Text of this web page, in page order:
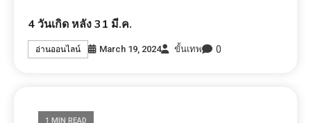
4 วันเกิด หลัง 31 มี.ค.
อ่านออนไลน์ March 19, 2024 ขั้นเทพ 0
1 MIN READ